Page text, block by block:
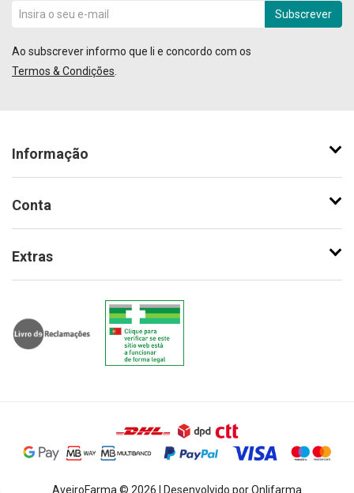
Subscrever
Ao subscrever informo que li e concordo com os
Termos & Condições
Informação
Conta
Extras
AveiroFarma © 2026 | Desenvolvido por Onlifarma